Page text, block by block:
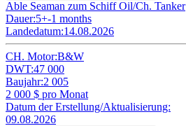
Able Seaman zum Schiff Oil/Ch. Tanker
Dauer:5+-1 months
Landedatum:14.08.2026
CH. Motor:B&W
DWT:47 000
Baujahr:2 005
2 000 $ pro Monat
Datum der Erstellung/Aktualisierung:
09.08.2026